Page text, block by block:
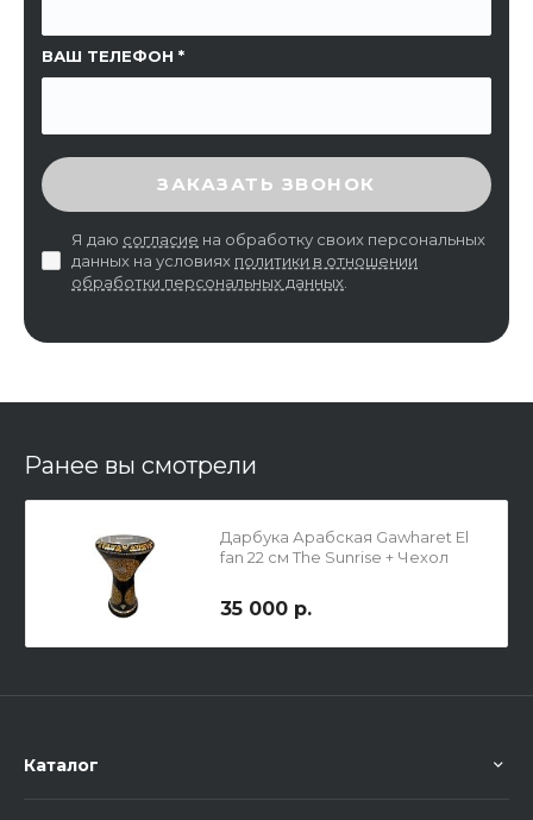
ВАШ ТЕЛЕФОН
ВВЕДИТЕ ПРОВЕРОЧНЫЙ КОД
ЗАКАЗАТЬ ЗВОНОК
Я даю согласие на обработку своих персональных
данных на условиях политики в отношении
обработки персональных данных
Ранее вы смотрели
Дарбука Арабская Gawharet El
fan 22 см The Sunrise + Чехол
35 000 р.
Каталог